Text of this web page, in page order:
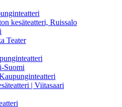
kesäteatteri, Ruissalo
Teater
Suomi
| Viitasaari